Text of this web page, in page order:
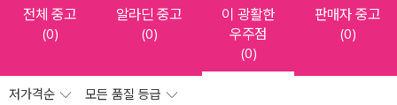
전체 중고
(0)
알라딘 중고
(0)
이 광활한
우주점
(0)
판매자 중고
(0)
저가격순 모든 품질 등급